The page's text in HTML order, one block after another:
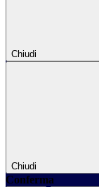
Chiudi
Chiudi
Conferma